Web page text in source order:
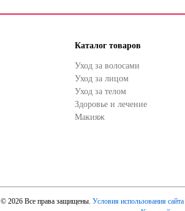
Каталог товаров
Уход за волосами
Уход за лицом
Уход за телом
Здоровье и лечение
Макияж
© 2026 Все права защищены. Условия использования сайта